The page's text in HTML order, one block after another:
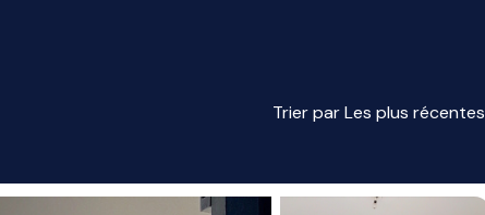
Trier par Les plus récentes